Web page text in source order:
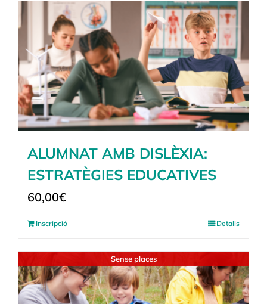
ALUMNAT AMB DISLÈXIA:
ESTRATÈGIES EDUCATIVES
60,00€
Inscripció Detalls
Sense places